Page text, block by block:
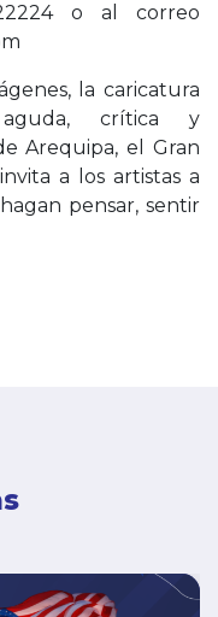
o al correo
la caricatura
crítica y
Arequipa, el Gran
a los artistas a
pensar, sentir